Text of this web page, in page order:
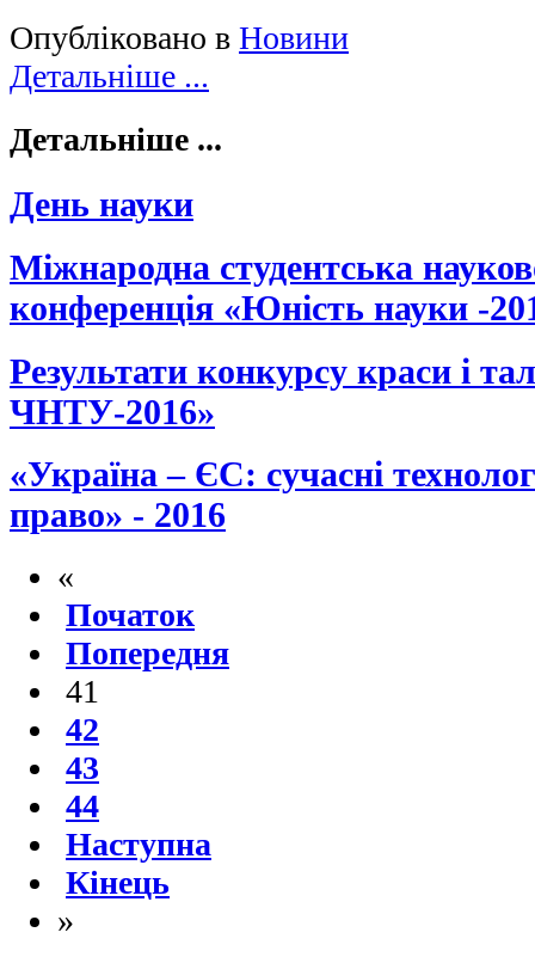
Опубліковано в Новини
Детальніше ...
Детальніше ...
День науки
Міжнародна студентська
конференція «Юність науки -
Результати конкурсу краси і
ЧНТУ-2016»
«Україна – ЄС: сучасні
право» - 2016
«
Початок
Попередня
41
42
43
44
Наступна
Кінець
»